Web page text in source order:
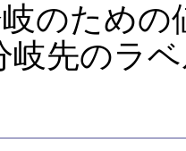
のための
岐先のラ